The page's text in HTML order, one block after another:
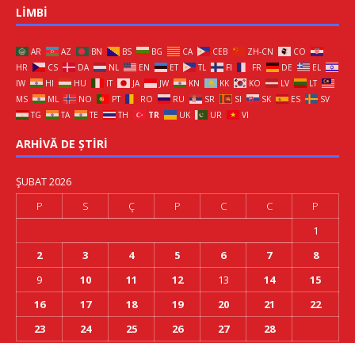
LIMBI
AR AZ BN BS BG CA CEB ZH-CN
CO
HR
CS DA NL EN ET TL FI FR DE
EL
IW
HI HU IT JA JW KN KK KO LV
LT
MS
ML NO PT RO RU SR SI SK ES
SV
TG
TA TE TH TR UK UR VI
ARHIVĂ DE ȘTIRI
ŞUBAT 2026
P
S Ç P C C
P
1
2
3 4 5 6 7
8
9
10 11 12 13 14
15
16
17 18 19 20 21
22
23
24 25 26 27
28